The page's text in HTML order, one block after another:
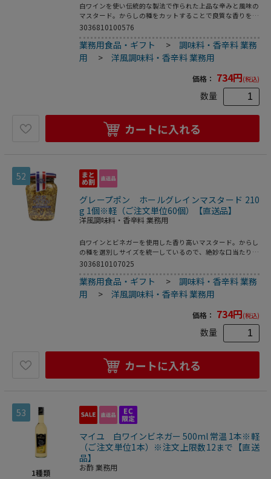
白ワインを使い伝統的な製法で作られた上品な辛みと風味の
マスタード。からしの種をカットすることで良質な香りを引
き出しています。
3036810100576
業務用食品・ギフト >調味料・香辛料 業務
用
>洋風調味料・香辛料 業務用
価格： 734円(税込)
数量
カートに入れる
52
グレープポン ホールグレインマスタード 210
g 1個※軽（ご注文単位60個）【直送品】
洋風調味料・香辛料 業務用
白ワインとビネガーを使用した香り高いマスタード。からし
の種を選別しサイズを統一しているので、絶妙な口当たりの
良さが特徴です。
3036810107025
業務用食品・ギフト >調味料・香辛料 業務
用
>洋風調味料・香辛料 業務用
価格： 734円(税込)
数量
カートに入れる
53
1種類
マイユ 白ワインビネガー 500ml 常温 1本※軽
（ご注文単位1本）※注文上限数12まで【直送
品】
お酢 業務用